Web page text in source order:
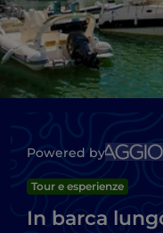
Powered by
Tour e esperienze
In barca